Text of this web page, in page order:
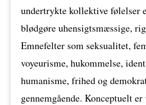
undertrykte kollektive følelser
blødgøre uhensigtsmæssige,
Emnefelter som seksualitet,
voyeurisme, hukommelse,
humanisme, frihed og
gennemgående. Konceptuelt